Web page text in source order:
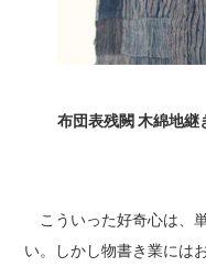
布団表残闕木綿地継
こういった好奇心は、
い。しかし物書き業には